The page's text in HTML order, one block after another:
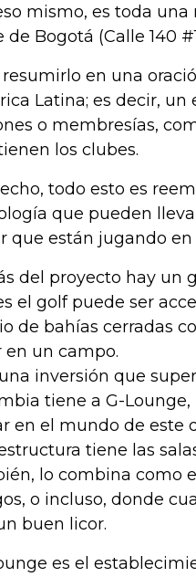
mismo, es toda
de Bogotá (Calle 140
resumirlo en una
Latina; es decir, un
o membresías,
los clubes.
todo esto es
que pueden
que están jugando
del proyecto hay un
el golf puede ser
de bahías cerradas
en un campo.
inversión que
tiene a G-
en el mundo de este
tiene las
lo combina como
o incluso, donde
buen licor.
es el